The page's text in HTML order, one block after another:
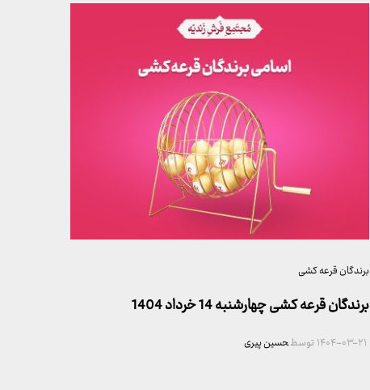
برندگان قرعه کشی
برندگان قرعه کشی چهارشنبه 14 خرداد 1404
۱۴۰۴-۰۳-۲۱توسطحسین پیری